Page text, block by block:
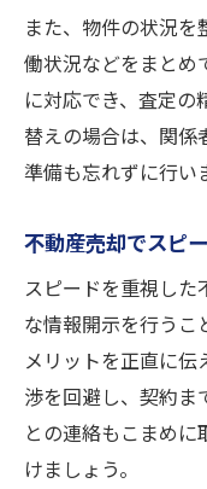
また、物件の状況
働状況などをまとめ
に対応でき、査定の
替えの場合は、関係
準備も忘れずに行い
不動産売却でスピ
スピードを重視した
な情報開示を行うこ
メリットを正直に伝
渉を回避し、契約ま
との連絡もこまめに
けましょう。